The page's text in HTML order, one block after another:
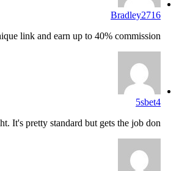
Bradley2716
link and earn up to 40% commission!...
5sbet4
It's pretty standard but gets the job don...